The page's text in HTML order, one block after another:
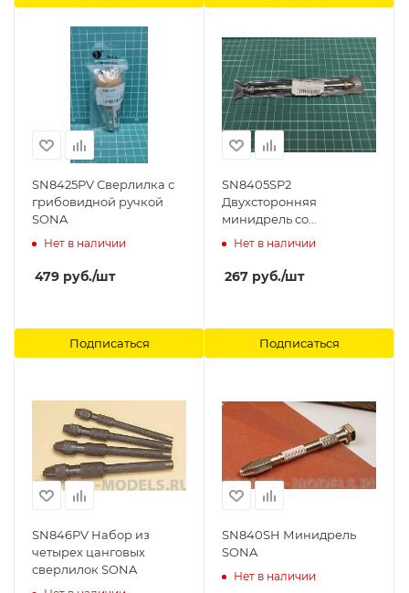
SN8425PV Сверлилка с
грибовидной ручкой
SONA
Нет в наличии
479 руб./шт
Подписаться
SN8405SP2
Двухсторонняя
минидрель со
скользящим зажимом
Нет в наличии
267 руб./шт
Подписаться
SN846PV Набор из
четырех цанговых
сверлилок SONA
SN840SH Минидрель
SONA
Нет в наличии